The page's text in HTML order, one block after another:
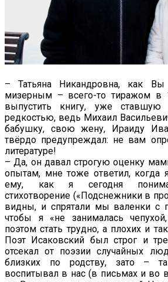
– Татьяна Никандровна, как
мизерным – всего-то тиражом в
выпустить книгу, уже ставшую
редкостью, ведь Михаил
бабушку, свою жену, Ираиду
твёрдо предупреждал: не вам
литературе!
– Да, он давал строгую оценку
опытам, мне тоже ответил, когда
ему, как я сегодня
стихотворение («Подснежники в
видны, и спрятали мы валенки с
чтобы я «не занималась
поэтом стать трудно, а плохих и
Поэт Исаковский был строг и
отсекал от поэзии случайных
близких по родству, зато –
воспитывал в нас (в письмах и во